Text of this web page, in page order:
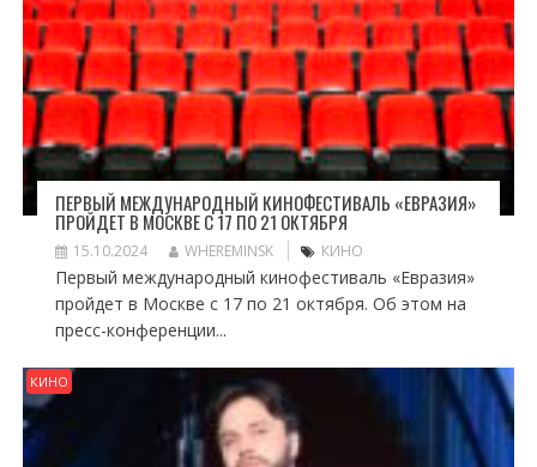
ПЕРВЫЙ МЕЖДУНАРОДНЫЙ КИНОФЕСТИВАЛЬ «ЕВРАЗИЯ»
ПРОЙДЕТ В МОСКВЕ С 17 ПО 21 ОКТЯБРЯ
15.10.2024 WHEREMINSK КИНО
Первый международный кинофестиваль «Евразия»
пройдет в Москве с 17 по 21 октября. Об этом на
пресс-конференции...
КИНО